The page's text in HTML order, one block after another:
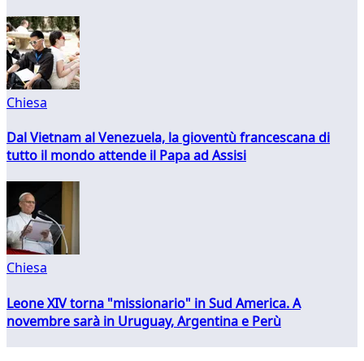
Chiesa
Dal Vietnam al Venezuela, la gioventù francescana di
tutto il mondo attende il Papa ad Assisi
Chiesa
Leone XIV torna "missionario" in Sud America. A
novembre sarà in Uruguay, Argentina e Perù